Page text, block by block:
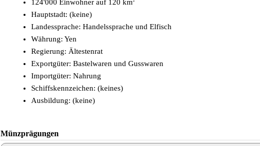
124'000 Einwohner auf 120 km
Hauptstadt: (keine)
Landessprache: Handelssprache und Elfisch
Währung: Yen
Regierung: Ältestenrat
Exportgüter: Bastelwaren und Gusswaren
Importgüter: Nahrung
Schiffskennzeichen: (keines)
Ausbildung: (keine)
Münzprägungen